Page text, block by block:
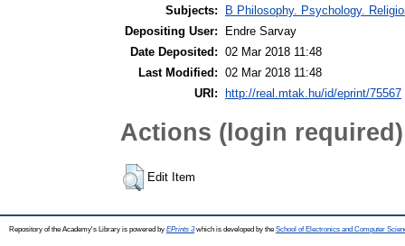
Subjects:
B Philosophy. Psychology.
Depositing User:
Endre Sarvay
Date Deposited: 02 Mar 2018 11:48
Last Modified: 02 Mar 2018 11:48
URI:
http://real.mtak.hu/id/eprint/75567
Actions (login required)
Edit Item
Repository of the Academy's Library is powered by EPrints 3which is developed by the School of Electronics and Computer